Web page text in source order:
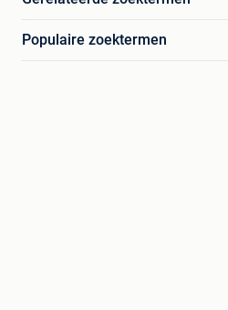
Populaire zoektermen